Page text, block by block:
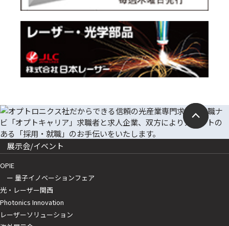
展示会/イベント
OPIE
ー 量子イノベーションフェア
光・レーザー関西
Photonics Innovation
レーザーソリューション